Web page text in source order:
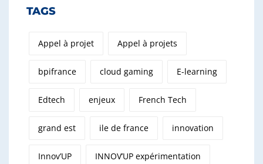
TAGS
Appel à projet Appel à projets
bpifrance cloud gaming E-learning
Edtech enjeux French Tech
grand est ile de france innovation
Innov’UP INNOV’UP expérimentation